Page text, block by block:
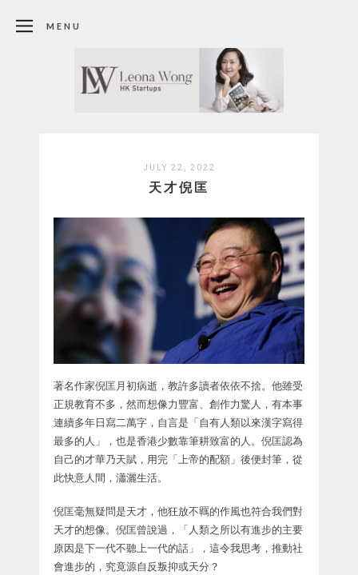
MENU
JULY 22, 2022
天才倪匡
著名作家倪匡月初病逝，教許多讀者依依不捨。他雖受
正規教育不多，然而想像力豐富、創作力驚人，有本事
連續多年日寫二萬字，自言是「自有人類以來漢字寫得
最多的人」，也是香港少數靠筆耕致富的人。倪匡認為
自己的才華乃天賦，用完「上帝的配額」後便封筆，從
此快意人間，瀟灑生活。
倪匡毫無疑問是天才，他狂放不羈的作風也符合我們對
天才的想像。倪匡曾說過，「人類之所以有進步的主要
原因是下一代不聽上一代的話」，這令我思考，推動社
會進步的，究竟源自反叛抑或天分？